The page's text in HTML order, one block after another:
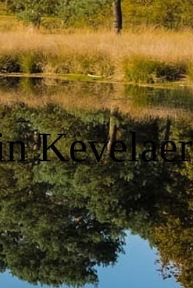
Kevelaer